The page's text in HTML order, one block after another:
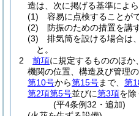
造は、次に掲げる基準によ
(1)
容易に点検することが
(2)
防振のための措置を講
(3)
排気筒を設ける場合は
と。
2
前項に規定するもののほ
機関の位置、構造及び管理の
第10号から第15号まで、 第
第2項第5号並びに第3項を除
(平4条例32・追加)